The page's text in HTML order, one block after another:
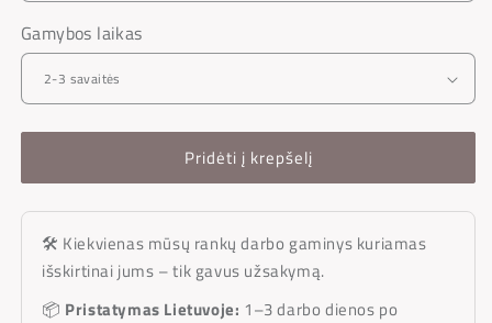
Gamybos laikas
Pridėti į krepšelį
🛠 Kiekvienas mūsų rankų darbo gaminys kuriamas
išskirtinai jums – tik gavus užsakymą.
📦 Pristatymas Lietuvoje: 1–3 darbo dienos po